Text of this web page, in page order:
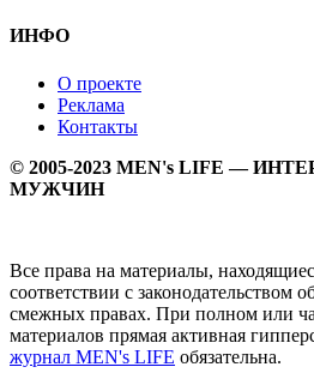
ИНФО
О проекте
Реклама
Контакты
© 2005-2023 MEN's LIFE —
МУЖЧИН
Все права на материалы,
соответствии с законодательством
смежных правах. При полном или
материалов прямая активная
журнал MEN's LIFE обязательна.